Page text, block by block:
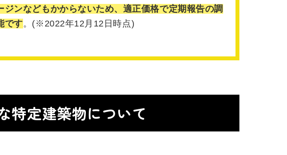
ジンなどもかからないため、適正価格で定期報告の調
です。(※2022年12月12日時点)
特定建築物について